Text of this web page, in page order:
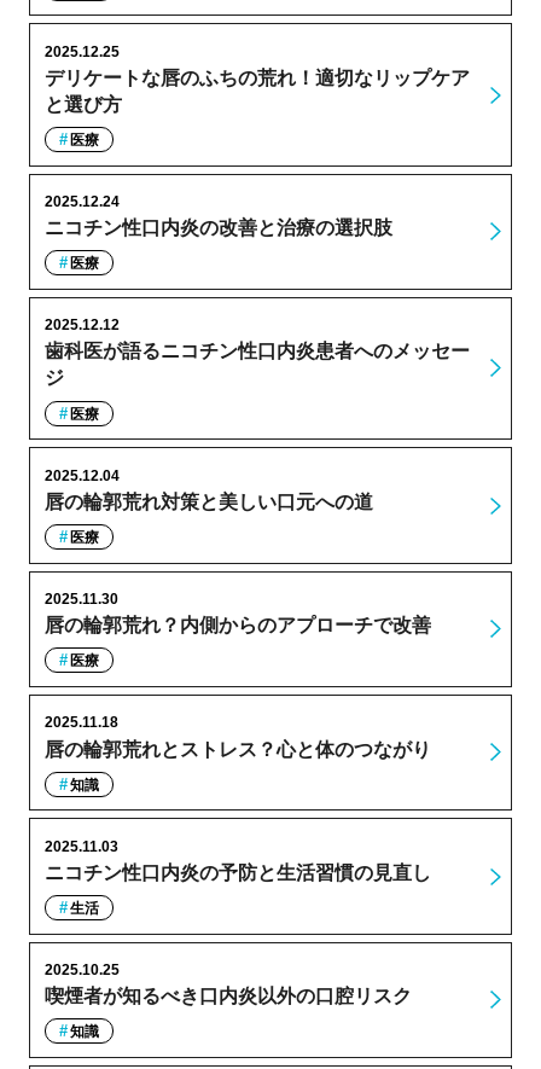
デリケートな唇のふちの荒れ！適切なリップケア
と選び方
2025.12.25
医療
ニコチン性口内炎の改善と治療の選択肢
2025.12.24
医療
歯科医が語るニコチン性口内炎患者へのメッセー
ジ
2025.12.12
医療
唇の輪郭荒れ対策と美しい口元への道
2025.12.04
医療
唇の輪郭荒れ？内側からのアプローチで改善
2025.11.30
医療
唇の輪郭荒れとストレス？心と体のつながり
2025.11.18
知識
ニコチン性口内炎の予防と生活習慣の見直し
2025.11.03
生活
喫煙者が知るべき口内炎以外の口腔リスク
2025.10.25
知識